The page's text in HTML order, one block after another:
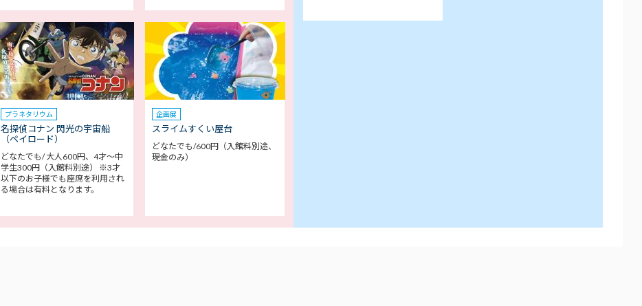
プラネタリウム
名探偵コナン 閃光の宇宙船
（ペイロード）
どなたでも/ 大人600円、4才～中
学生300円（入館料別途） ※3才
以下のお子様でも座席を利用され
る場合は有料となります。
企画展
スライムすくい屋台
どなたでも/600円（入館料別途、
現金のみ）